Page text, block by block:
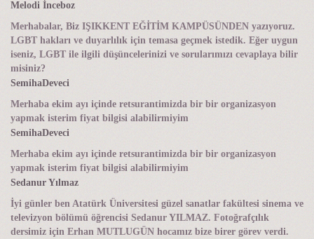
Melodi İnceboz
Merhabalar, Biz IŞIKKENT EĞİTİM KAMPÜSÜNDEN yazıyoruz.
LGBT hakları ve duyarlılık için temasa geçmek istedik. Eğer uygun
iseniz, LGBT ile ilgili düşüncelerinizi ve sorularımızı cevaplaya bilir
misiniz?
SemihaDeveci
Merhaba ekim ayı içinde retsurantimizda bir bir organizasyon
yapmak isterim fiyat bilgisi alabilirmiyim
SemihaDeveci
Merhaba ekim ayı içinde retsurantimizda bir bir organizasyon
yapmak isterim fiyat bilgisi alabilirmiyim
Sedanur Yılmaz
İyi günler ben Atatürk Üniversitesi güzel sanatlar fakültesi sinema ve
televizyon bölümü öğrencisi Sedanur YILMAZ. Fotoğrafçılık
dersimiz için Erhan MUTLUGÜN hocamız bize birer görev verdi.